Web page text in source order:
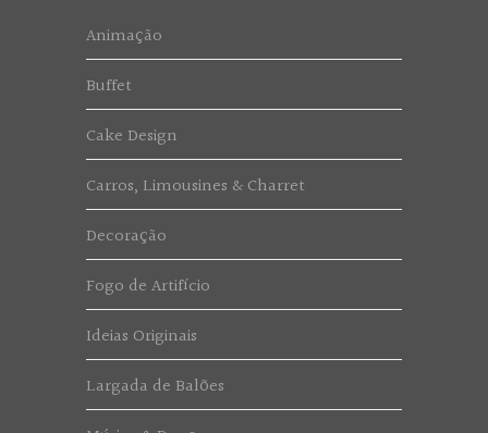
Animação
Buffet
Cake Design
Carros, Limousines & Charret
Decoração
Fogo de Artifício
Ideias Originais
Largada de Balões